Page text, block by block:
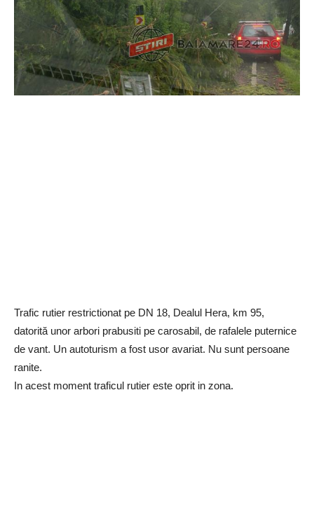
Trafic rutier restrictionat pe DN 18, Dealul Hera, km 95,
datorită unor arbori prabusiti pe carosabil, de rafalele puternice
de vant. Un autoturism a fost usor avariat. Nu sunt persoane
ranite.
In acest moment traficul rutier este oprit in zona.